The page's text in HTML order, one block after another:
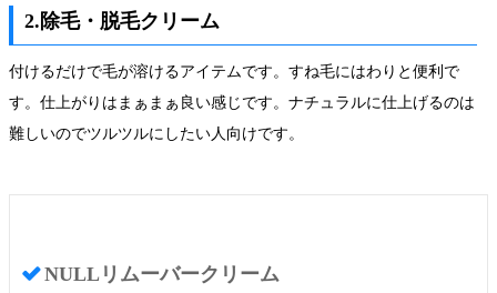
2.除毛・脱毛クリーム
付けるだけで毛が溶けるアイテムです。すね毛にはわりと便利で
す。仕上がりはまぁまぁ良い感じです。ナチュラルに仕上げるのは
難しいのでツルツルにしたい人向けです。
NULLリムーバークリーム